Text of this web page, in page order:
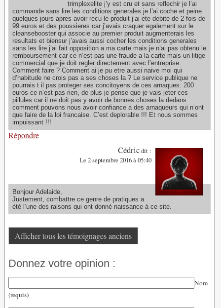
trimplexelite j’y est cru et sans reflechir je l’ai
commande sans lire les conditions generales je l’ai coche et peine
quelques jours apres avoir recu le produit j’ai ete debite de 2 fois de
99 euros et des poussieres car j’avais craquer egalement sur le
cleansebooster qui associe au premier produit augmenterais les
resultats et biensur j’avais aussi cocher les conditions generales
sans les lire j’ai fait opposition a ma carte mais je n’ai pas obtenu le
remboursement car ce n’est pas une fraude a la carte mais un litige
commercial que je doit regler directement avec l’entreprise.
Comment faire ? Comment ai je pu etre aussi naive moi qui
d’habitude ne crois pas a ses choses la ? Le service publique ne
pourrais t il pas proteger ses concitoyens de ces arnaques: 200
euros ce n’est pas rien, de plus je pense que je vais jeter ces
pillules car il ne doit pas y avoir de bonnes choses la dedans
comment pouvons nous avoir confiance a des arnaqueurs qui n’ont
que faire de la loi francaise. C’est deplorable !!! Et nous sommes
impuissant !!!
Répondre
Cédricdit :
Le 2 septembre 2016 à 05:40
Bonjour Adelaide,
Justement, combattre ce genre de pratiques a
été l’une des raisons qui ont donné naissance à ce site.
Afficher tous les témoignages anciens
Donnez votre opinion :
Nom
(requis)